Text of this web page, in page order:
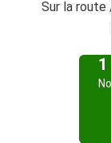
Sur la route
1